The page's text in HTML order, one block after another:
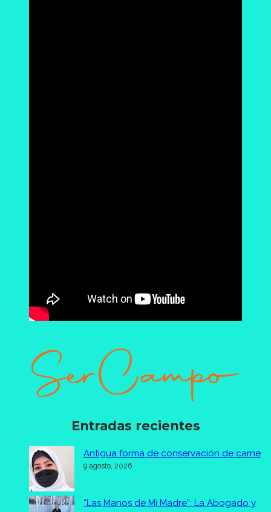
Entradas recientes
Antigua forma de conservación de carne
9 agosto, 2026
“Las Manos de Mi Madre”: La Abogado y